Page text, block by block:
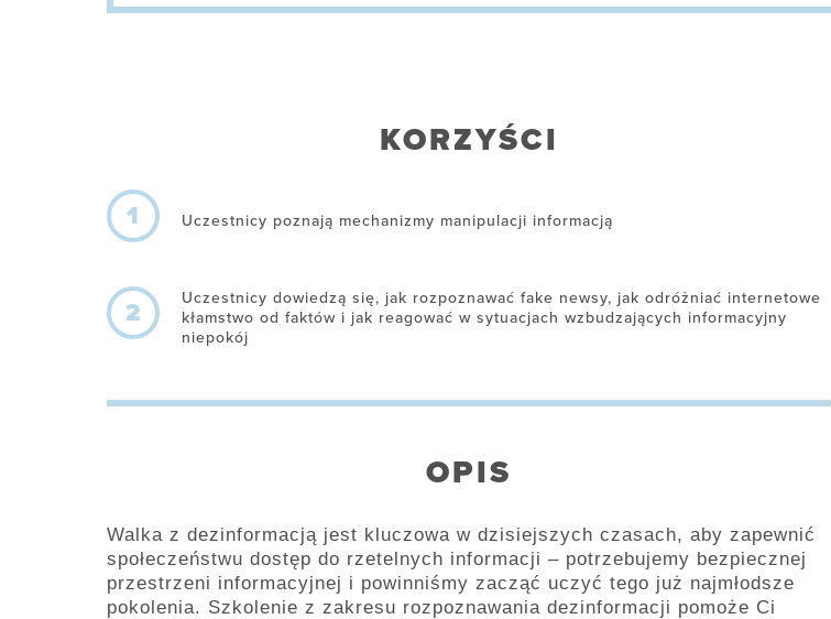
KORZYŚCI
1 Uczestnicy poznają mechanizmy manipulacji informacją
2
Uczestnicy dowiedzą się, jak rozpoznawać fake newsy, jak odróżniać internetowe
kłamstwo od faktów i jak reagować w sytuacjach wzbudzających informacyjny
niepokój
OPIS
Walka z dezinformacją jest kluczowa w dzisiejszych czasach, aby zapewnić
społeczeństwu dostęp do rzetelnych informacji – potrzebujemy bezpiecznej
przestrzeni informacyjnej i powinniśmy zacząć uczyć tego już najmłodsze
pokolenia. Szkolenie z zakresu rozpoznawania dezinformacji pomoże Ci